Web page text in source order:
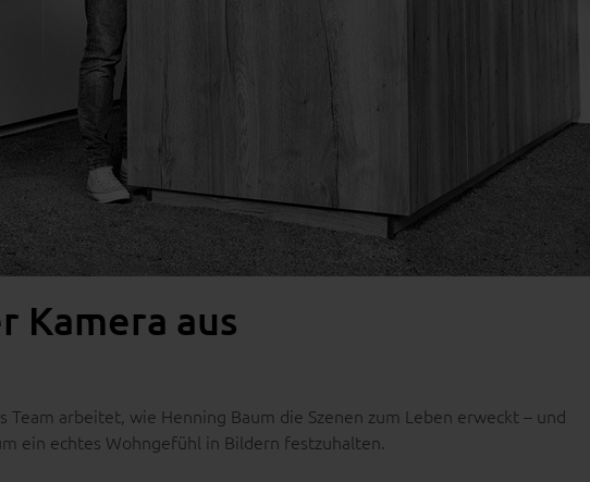
Kamera aus
Team arbeitet, wie Henning Baum die Szenen zum Leben erweckt – und
ein echtes Wohngefühl in Bildern festzuhalten.